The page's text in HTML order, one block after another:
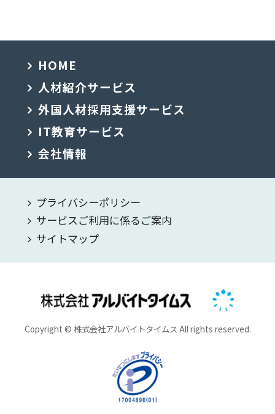
HOME
人材紹介サービス
外国人材採用支援サービス
IT教育サービス
会社情報
プライバシーポリシー
サービスご利用に係るご案内
サイトマップ
Copyright © 株式会社アルバイトタイムス All rights reserved.